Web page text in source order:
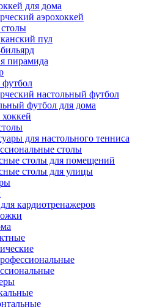
для дома
аэрохоккей
пул
пирамида
настольный футбол
футбол для дома
для настольного тенниса
столы
столы для помещений
столы для улицы
кардиотренажеров